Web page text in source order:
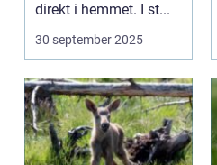
direkt i hemmet. I st...
30 september 2025